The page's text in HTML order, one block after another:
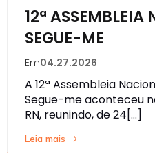
12ª
SEGUE-ME
Em04.27.2026
A 12ª Assembleia
Segue-me aconteceu
RN, reunindo, de 24[…]
Leia mais